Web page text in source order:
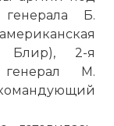
генерала Б.
Блир), 2-я
генерал М.